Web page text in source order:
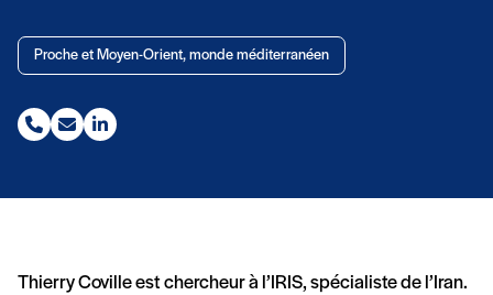
Proche et Moyen-Orient, monde méditerranéen
Téléphone (nouvelle fenêtre)
Email (nouvelle fenêtre)
Linkedin (nouvelle fenêtre)
Thierry Coville est chercheur à l’IRIS, spécialiste de l’Iran.